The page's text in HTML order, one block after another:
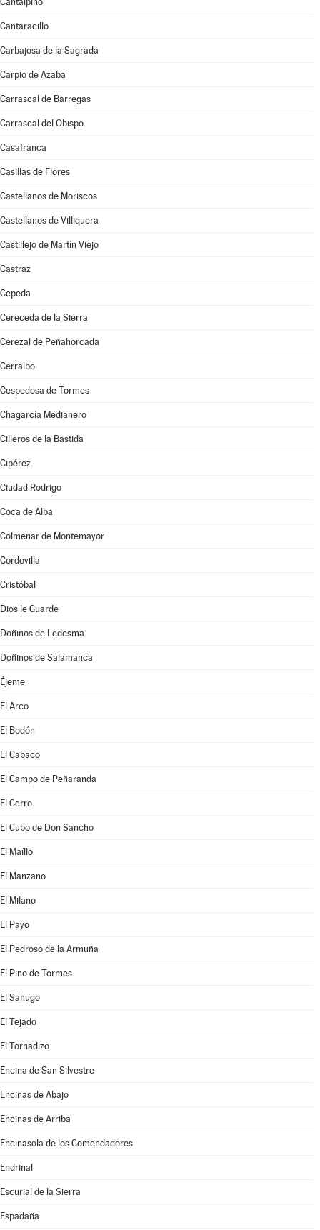
Cantaracillo
Carbajosa de la Sagrada
Carpio de Azaba
Carrascal de Barregas
Carrascal del Obispo
Casafranca
Casillas de Flores
Castellanos de Moriscos
Castellanos de Villiquera
Castillejo de Martín Viejo
Castraz
Cepeda
Cereceda de la Sierra
Cerezal de Peñahorcada
Cerralbo
Cespedosa de Tormes
Chagarcía Medianero
Cilleros de la Bastida
Cipérez
Ciudad Rodrigo
Coca de Alba
Colmenar de Montemayor
Cordovilla
Cristóbal
Dios le Guarde
Doñinos de Ledesma
Doñinos de Salamanca
Éjeme
El Arco
El Bodón
El Cabaco
El Campo de Peñaranda
El Cerro
El Cubo de Don Sancho
El Maíllo
El Manzano
El Milano
El Payo
El Pedroso de la Armuña
El Pino de Tormes
El Sahugo
El Tejado
El Tornadizo
Encina de San Silvestre
Encinas de Abajo
Encinas de Arriba
Encinasola de los Comendadores
Endrinal
Escurial de la Sierra
Espadaña